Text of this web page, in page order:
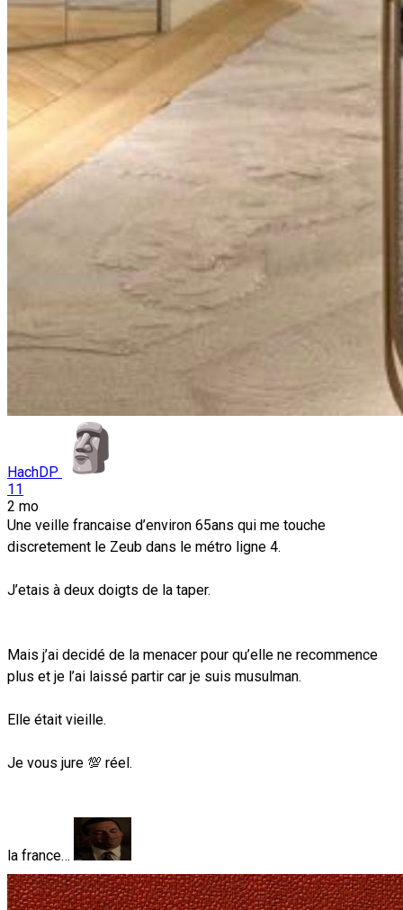
HachDP
11
2 mo
Une veille francaise d’environ 65ans qui me touche
discretement le Zeub dans le métro ligne 4.
J’etais à deux doigts de la taper.
Mais j’ai decidé de la menacer pour qu’elle ne recommence
plus et je l’ai laissé partir car je suis musulman.
Elle était vieille.
Je vous jure 💯 réel.
la france…